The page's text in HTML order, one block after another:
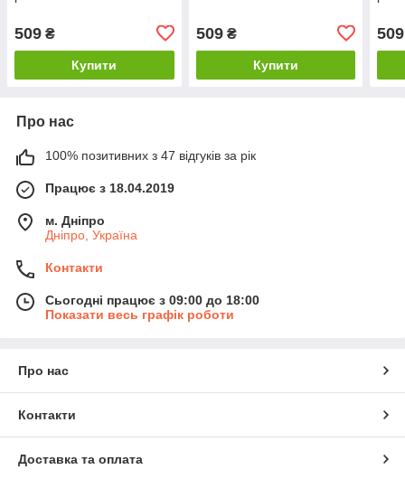
509 ₴
Купити
509₴
Купити
509
Про нас
100% позитивних з 47 відгуків за рік
Працює з 18.04.2019
м. Дніпро
Дніпро, Україна
Контакти
Сьогодні працює з 09:00 до 18:00
Показати весь графік роботи
Про нас
Контакти
Доставка та оплата